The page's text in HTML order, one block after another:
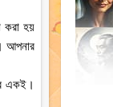
করা হয়
আপনার
একই।